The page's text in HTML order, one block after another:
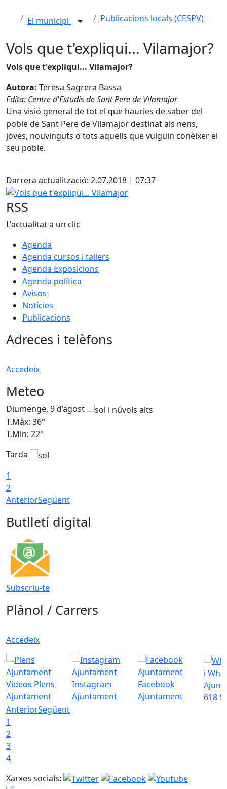
El municipi Publicacions locals (CESPV)
Vols que t'expliqui... Vilamajor?
Vols que t'expliqui... Vilamajor?
Autora: Teresa Sagrera Bassa
Edita: Centre d'Estudis de Sant Pere de Vilamajor
Una visió general de tot el que hauries de saber del
poble de Sant Pere de Vilamajor destinat als nens,
joves, nouvinguts o tots aquells que vulguin conèixer el
seu poble.
Darrera actualització: 2.07.2018 | 07:37
Vols que t'expliqui... Vilamajor
RSS
L'actualitat a un clic
Agenda
Agenda cursos i tallers
Agenda Exposicions
Agenda política
Avisos
Notícies
Publicacions
Adreces i telèfons
Accedeix
Meteo
Diumenge, 9 d’agost
T.Màx: 36°
T.Min: 22°
Tarda
1
2
AnteriorSegüent
Butlletí digital
Subscriu-te
Plànol / Carrers
Accedeix
Vídeos Plens
Ajuntament
Instagram
Ajuntament
Facebook
Ajuntament
i
618
AnteriorSegüent
1
2
3
4
Xarxes socials: